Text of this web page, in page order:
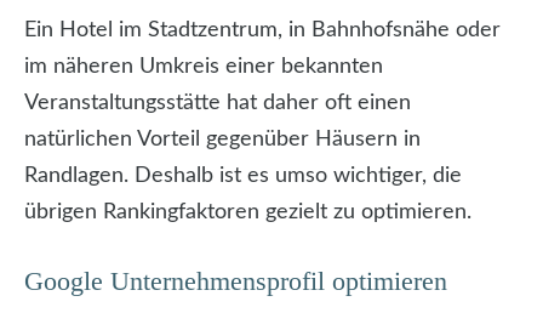
Ein Hotel im Stadtzentrum, in Bahnhofsnähe oder
im näheren Umkreis einer bekannten
Veranstaltungsstätte hat daher oft einen
natürlichen Vorteil gegenüber Häusern in
Randlagen. Deshalb ist es umso wichtiger, die
übrigen Rankingfaktoren gezielt zu optimieren.
Google Unternehmensprofil optimieren